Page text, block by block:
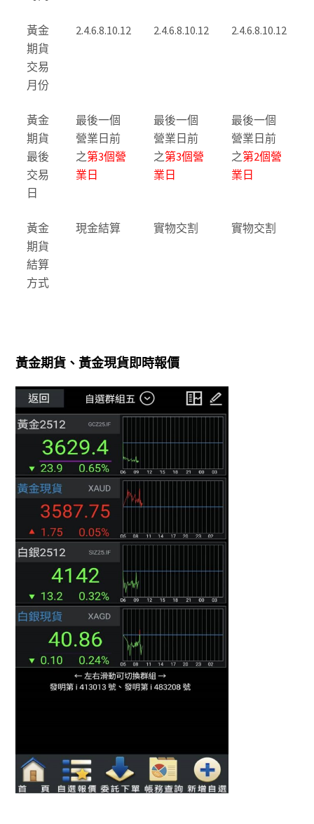
黃金
期貨
交易
月份
2.4.6.8.10.12 2.4.6.8.10.12 2.4.6.8.10.12
黃金
期貨
最後
交易
日
最後一個
營業日前
之第3個營
業日
最後一個
營業日前
之第3個營
業日
最後一個
營業日前
之第2個營
業日
黃金
期貨
結算
方式
現金結算 實物交割 實物交割
黃金期貨、黃金現貨即時報價